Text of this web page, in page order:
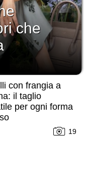
che
con frangia a
il taglio
per ogni forma
19